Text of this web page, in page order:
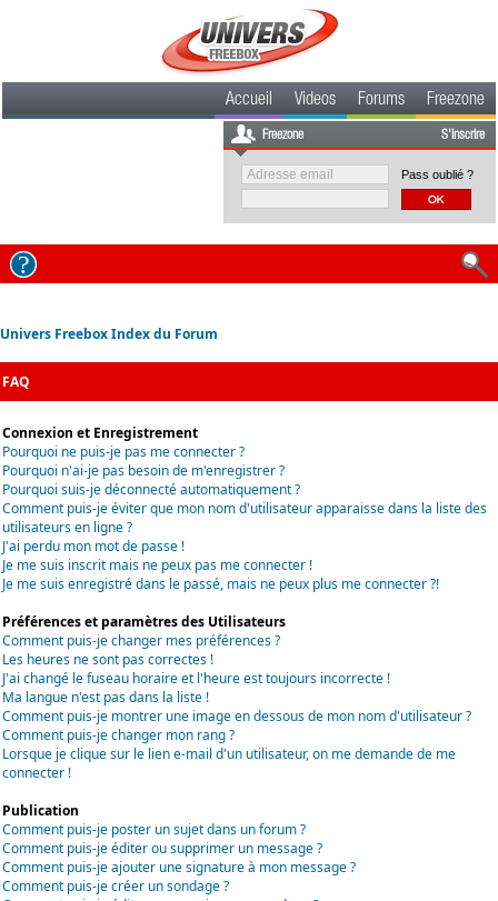
Accueil Videos Forums Freezone
Freezone S'inscrire
Pass oublié ?
Univers Freebox Index du Forum
FAQ
Connexion et Enregistrement
Pourquoi ne puis-je pas me connecter ?
Pourquoi n'ai-je pas besoin de m'enregistrer ?
Pourquoi suis-je déconnecté automatiquement ?
Comment puis-je éviter que mon nom d'utilisateur apparaisse dans la liste des
utilisateurs en ligne ?
J'ai perdu mon mot de passe !
Je me suis inscrit mais ne peux pas me connecter !
Je me suis enregistré dans le passé, mais ne peux plus me connecter ?!
Préférences et paramètres des Utilisateurs
Comment puis-je changer mes préférences ?
Les heures ne sont pas correctes !
J'ai changé le fuseau horaire et l'heure est toujours incorrecte !
Ma langue n'est pas dans la liste !
Comment puis-je montrer une image en dessous de mon nom d'utilisateur ?
Comment puis-je changer mon rang ?
Lorsque je clique sur le lien e-mail d'un utilisateur, on me demande de me
connecter !
Publication
Comment puis-je poster un sujet dans un forum ?
Comment puis-je éditer ou supprimer un message ?
Comment puis-je ajouter une signature à mon message ?
Comment puis-je créer un sondage ?